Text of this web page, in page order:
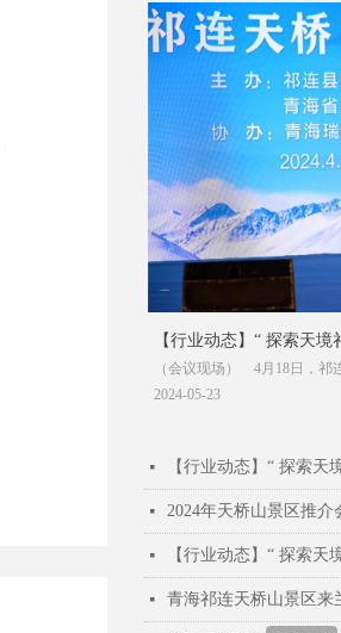
【行业动态】“ 探索天
会在西宁举办
（会议现场） 4月18日，祁
西宁举行。
2024-05-23
넷
넷 2024年天桥山景区推介
넷
넷 青海祁连天桥山景区来